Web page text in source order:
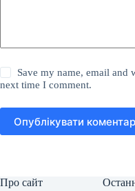
Save my name, email and
next time I comment.
Опублікувати коментар
Про сайт